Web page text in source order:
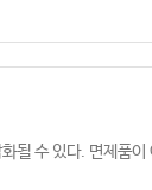
수 있다. 면제품